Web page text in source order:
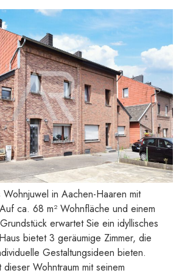
in Aachen-Haaren mit
ca. 68 m² Wohnfläche und einem
erwartet Sie ein idyllisches
bietet 3 geräumige Zimmer, die
Gestaltungsideen bieten.
Wohntraum mit seinem